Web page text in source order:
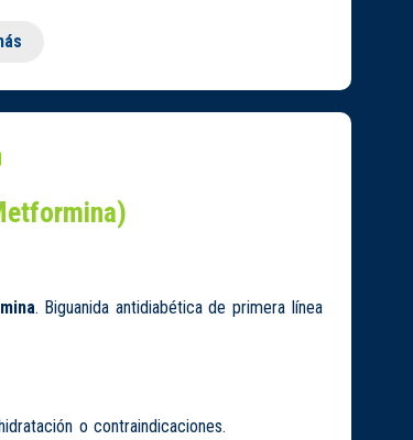
. Biguanida antidiabética de primera línea
o contraindicaciones.